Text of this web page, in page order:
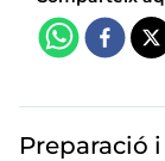
Preparació